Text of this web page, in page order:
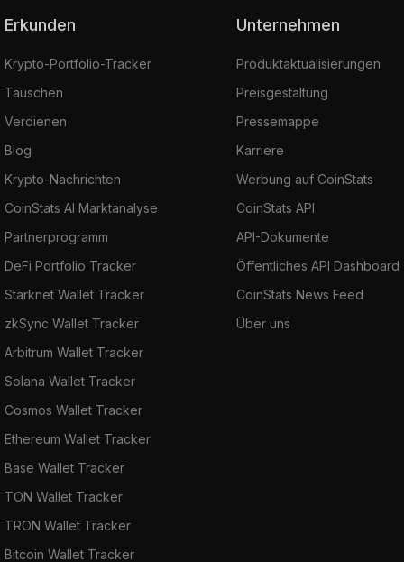
Erkunden
Krypto-Portfolio-Tracker
Tauschen
Verdienen
Blog
Krypto-Nachrichten
CoinStats AI Marktanalyse
Partnerprogramm
DeFi Portfolio Tracker
Starknet Wallet Tracker
zkSync Wallet Tracker
Arbitrum Wallet Tracker
Solana Wallet Tracker
Cosmos Wallet Tracker
Ethereum Wallet Tracker
Base Wallet Tracker
TON Wallet Tracker
TRON Wallet Tracker
Bitcoin Wallet Tracker
Unternehmen
Produktaktualisierungen
Preisgestaltung
Pressemappe
Karriere
Werbung auf CoinStats
CoinStats API
API-Dokumente
Öffentliches API Dashboard
CoinStats News Feed
Über uns